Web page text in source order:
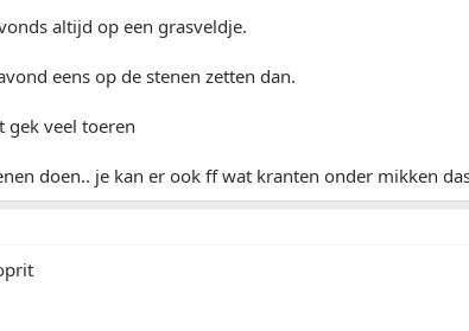
altijd op een grasveldje.
eens op de stenen zetten dan.
gek veel toeren
doen.. je kan er ook ff wat kranten onder mikken